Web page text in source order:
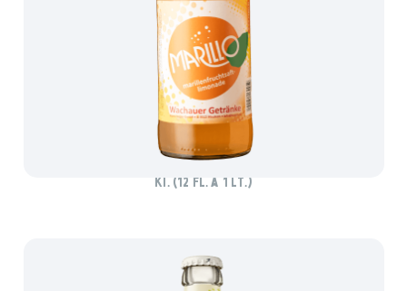
MARILLO MARILLENLIMO
Ki. (12 Fl. à 1 lt.)